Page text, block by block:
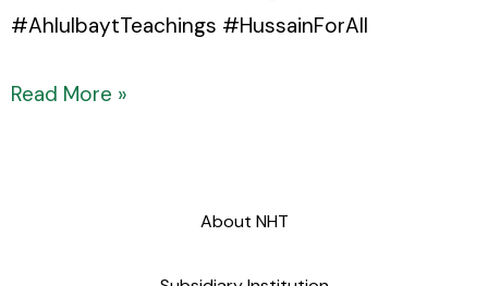
#AhlulbaytTeachings #HussainForAll
Read More »
About NHT